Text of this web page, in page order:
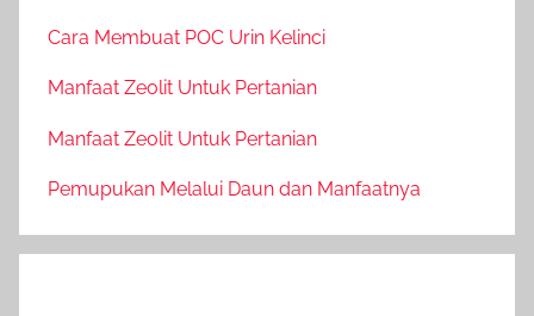
Cara Membuat POC Urin Kelinci
Manfaat Zeolit Untuk Pertanian
Manfaat Zeolit Untuk Pertanian
Pemupukan Melalui Daun dan Manfaatnya